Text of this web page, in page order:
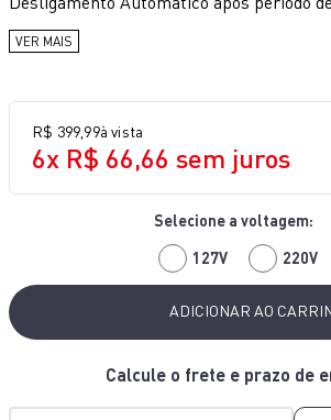
VER MAIS
R$ 399 99à vista
6x R$ 66,66 sem juros
127V 220V
ADICIONAR AO